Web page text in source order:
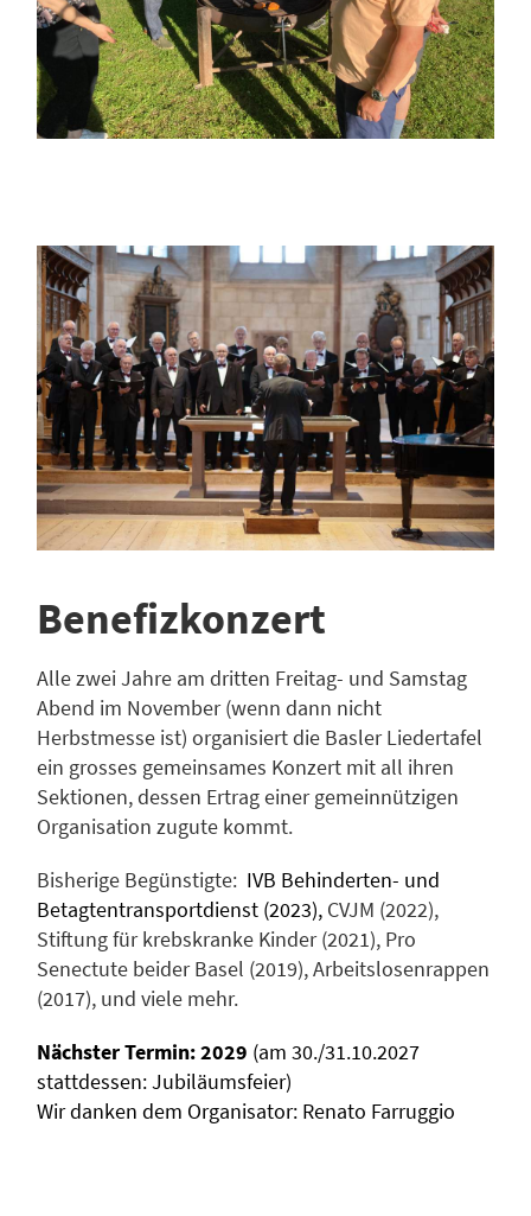
Benefizkonzert
Alle zwei Jahre am dritten Freitag- und Samstag
Abend im November (wenn dann nicht
Herbstmesse ist) organisiert die Basler Liedertafel
ein grosses gemeinsames Konzert mit all ihren
Sektionen, dessen Ertrag einer gemeinnützigen
Organisation zugute kommt.
Bisherige Begünstigte: IVB Behinderten- und
Betagtentransportdienst (2023), CVJM (2022),
Stiftung für krebskranke Kinder (2021), Pro
Senectute beider Basel (2019), Arbeitslosenrappen
(2017), und viele mehr.
Nächster Termin: 2029 (am 30./31.10.2027
stattdessen: Jubiläumsfeier)
Wir danken dem Organisator: Renato Farruggio